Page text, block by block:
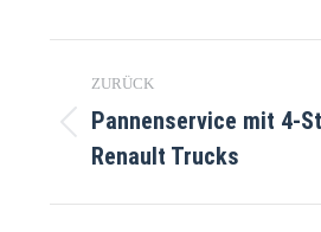
ZURÜCK
Pannenservice mit 4-
Renault Trucks